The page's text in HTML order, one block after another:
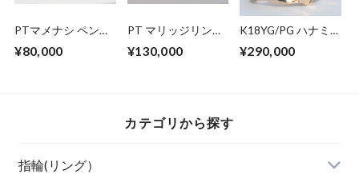
PTマメナシ ペンダ
¥80,000
PT マリッジリング
¥130,000
K18YG/PG ハナミ
¥290,000
カテゴリから探す
指輪(リング）